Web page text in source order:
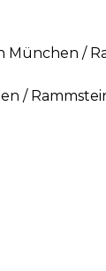
München /
/